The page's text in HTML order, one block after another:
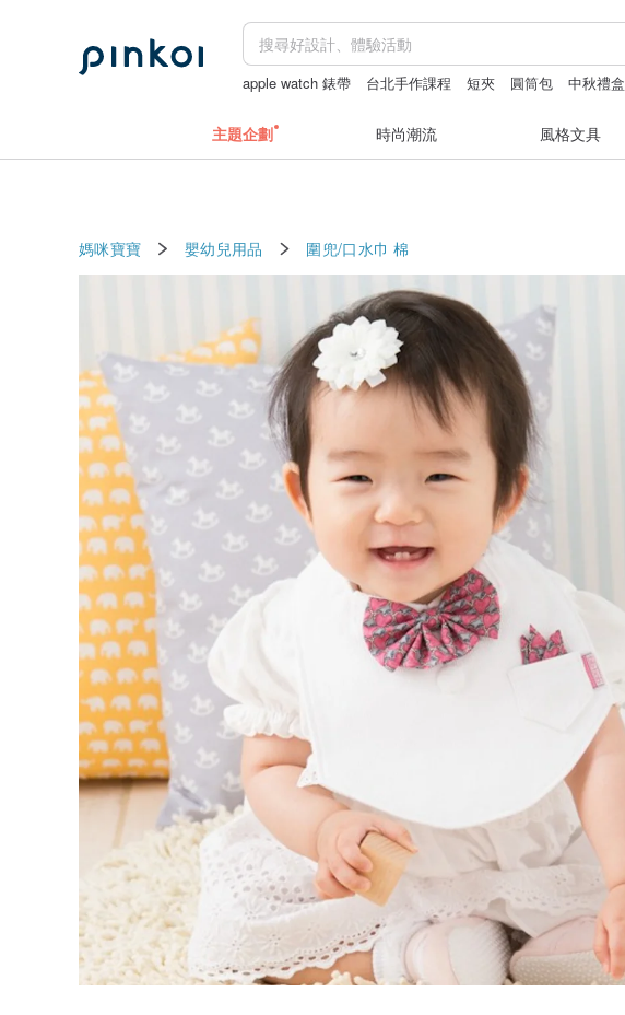
apple watch 錶帶 台北手作課程 短夾 圓筒包 中秋禮盒
主題企劃 時尚潮流 風格文具
媽咪寶寶 嬰幼兒用品 圍兜/口水巾 棉